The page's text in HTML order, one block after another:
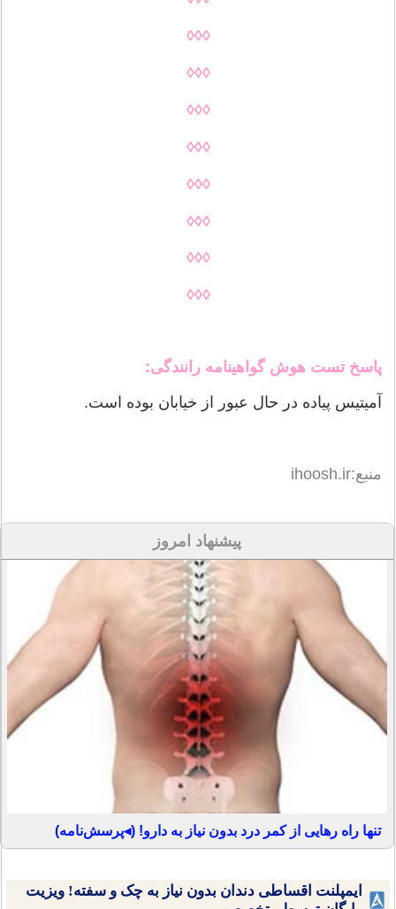
◊◊◊
◊◊◊
◊◊◊
◊◊◊
◊◊◊
◊◊◊
◊◊◊
◊◊◊
پاسخ تست هوش گواهینامه رانندگی:
آمیتیس پیاده در حال عبور از خیابان بوده است.
منبع:ihoosh.ir
پیشنهاد امروز
تنها راه رهایی از کمر درد بدون نیاز به دارو! (◂پرسش‌نامه)
ایمپلنت اقساطی دندان بدون نیاز به چک و سفته! ویزیت